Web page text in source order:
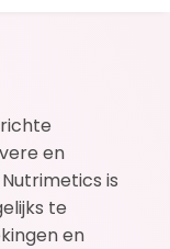
en
is
te
en